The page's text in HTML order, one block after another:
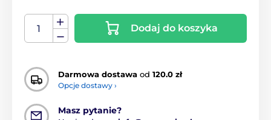
Dodaj do koszyka
Darmowa dostawa od 120.0 zł
Opcje dostawy ›
Masz pytanie?